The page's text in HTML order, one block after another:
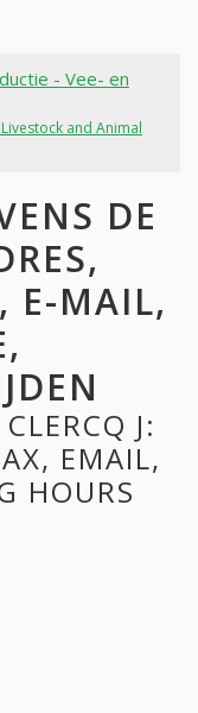
- Vee- en
and Animal
DE
E-MAIL,
J:
EMAIL,
HOURS